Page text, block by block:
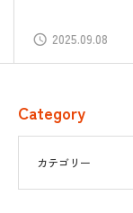
2025.09.08
Category